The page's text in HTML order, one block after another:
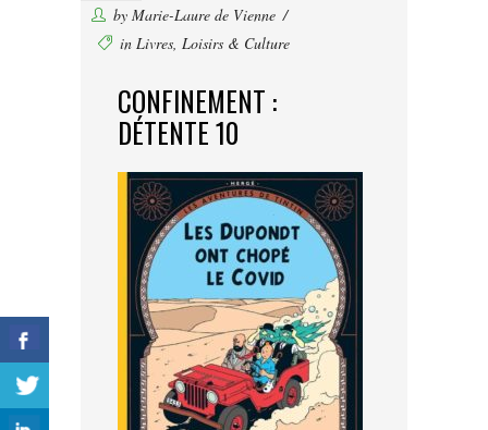
by Marie-Laure de Vienne
in Livres, Loisirs & Culture
CONFINEMENT :
DÉTENTE 10